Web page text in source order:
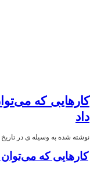
کارهایی که
داد
نوشته شده به وسیله ی در تاریخ 16/02/10 در
کارهایی که می‌توان